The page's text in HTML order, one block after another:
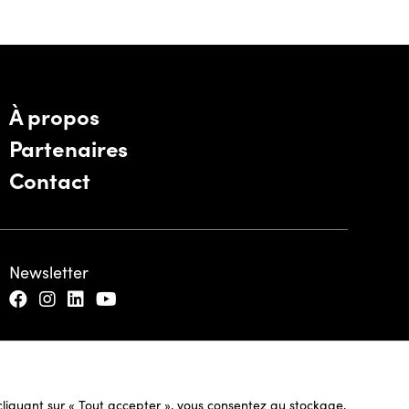
sur « Tout accepter », vous consentez au stockage,
À propos
Partenaires
Contact
Newsletter